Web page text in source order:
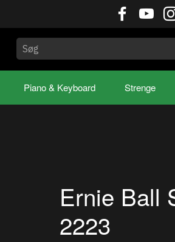
Piano & Keyboard Strenge
Ernie Ball
2223